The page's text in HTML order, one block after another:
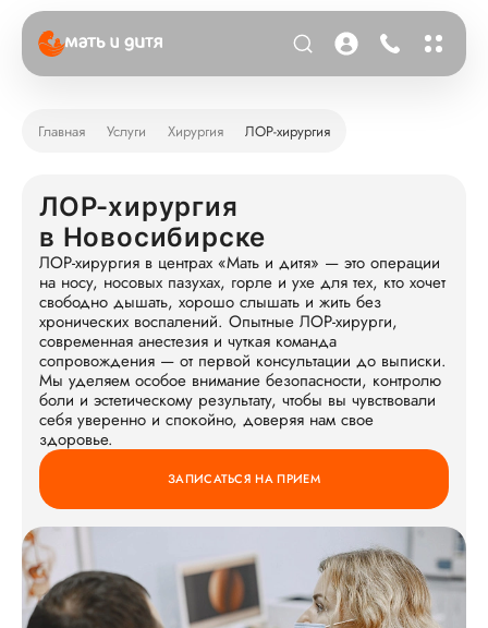
Главная Услуги Хирургия ЛОР-хирургия
ЛОР-хирургия
в Новосибирске
ЛОР-хирургия в центрах «Мать и дитя» — это операции
на носу, носовых пазухах, горле и ухе для тех, кто хочет
свободно дышать, хорошо слышать и жить без
хронических воспалений. Опытные ЛОР-хирурги,
современная анестезия и чуткая команда
сопровождения — от первой консультации до выписки.
Мы уделяем особое внимание безопасности, контролю
боли и эстетическому результату, чтобы вы чувствовали
себя уверенно и спокойно, доверяя нам свое
здоровье.
ЗАПИСАТЬСЯ НА ПРИЕМ